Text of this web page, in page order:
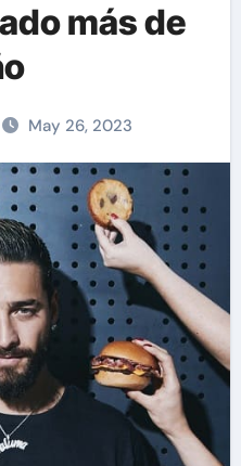
más de
May 26, 2023